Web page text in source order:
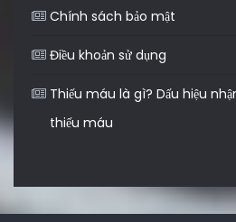
Chính sách bảo mật
Điều khoản sử dụng
Thiếu máu là gì? Dấu hiệu
thiếu máu